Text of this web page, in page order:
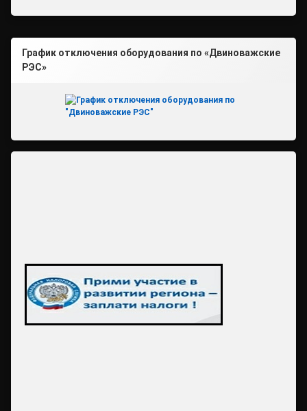
График отключения оборудования по «Двиноважские
РЭС»